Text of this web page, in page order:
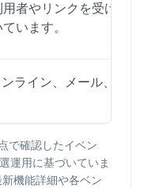
者やリンクを受け取
います。
ライン、メール、SNS
で確認したイベン
運用に基づいていま
機能詳細や各ベン